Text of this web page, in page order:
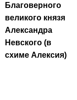
Благоверного
великого князя
Александра
Невского (в
схиме Алексия)